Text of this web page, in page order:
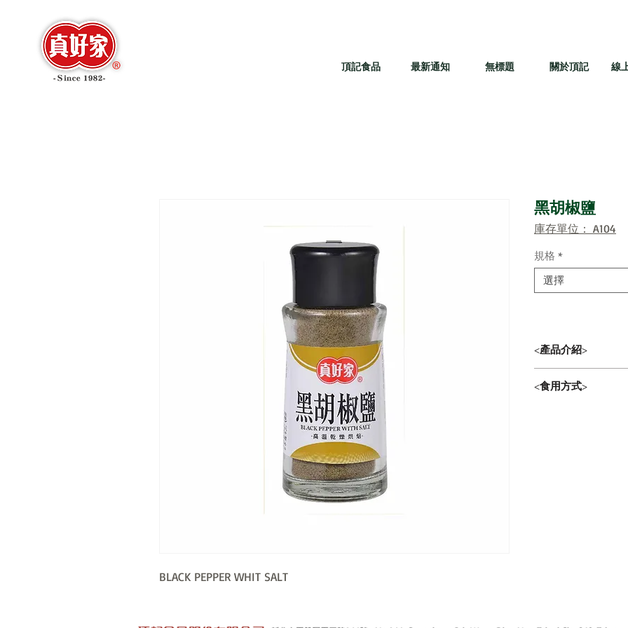
頂記食品 最新通知 無標題 關於頂記 線
BLACK PEPPER WHIT SALT
黑胡椒鹽
庫存單位： A104
規格 *
選擇
<產品介紹>
成，食用後口齒留香
<食用方式>